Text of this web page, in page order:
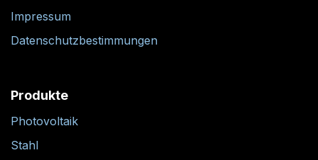
Impressum
Datenschutzbestimmungen
Produkte
Photovoltaik
Stahl